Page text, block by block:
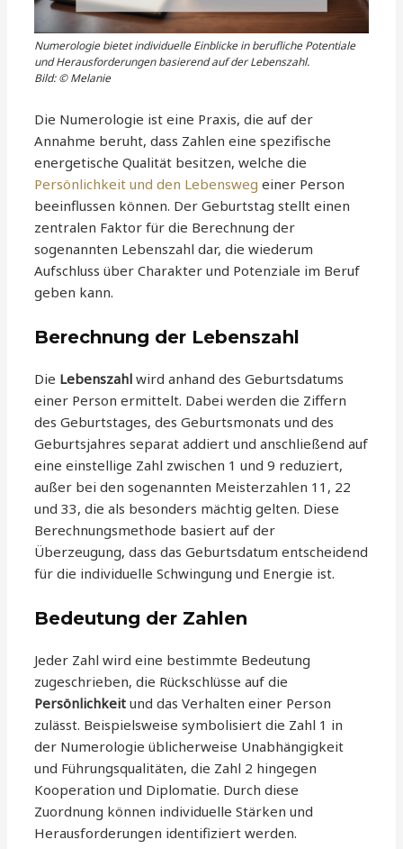
Numerologie bietet individuelle Einblicke in berufliche Potentiale
und Herausforderungen basierend auf der Lebenszahl.
Bild: © Melanie
Die Numerologie ist eine Praxis, die auf der
Annahme beruht, dass Zahlen eine spezifische
energetische Qualität besitzen, welche die
Persönlichkeit und den Lebensweg einer Person
beeinflussen können. Der Geburtstag stellt einen
zentralen Faktor für die Berechnung der
sogenannten Lebenszahl dar, die wiederum
Aufschluss über Charakter und Potenziale im Beruf
geben kann.
Berechnung der Lebenszahl
Die Lebenszahl wird anhand des Geburtsdatums
einer Person ermittelt. Dabei werden die Ziffern
des Geburtstages, des Geburtsmonats und des
Geburtsjahres separat addiert und anschließend auf
eine einstellige Zahl zwischen 1 und 9 reduziert,
außer bei den sogenannten Meisterzahlen 11, 22
und 33, die als besonders mächtig gelten. Diese
Berechnungsmethode basiert auf der
Überzeugung, dass das Geburtsdatum entscheidend
für die individuelle Schwingung und Energie ist.
Bedeutung der Zahlen
Jeder Zahl wird eine bestimmte Bedeutung
zugeschrieben, die Rückschlüsse auf die
Persönlichkeit und das Verhalten einer Person
zulässt. Beispielsweise symbolisiert die Zahl 1 in
der Numerologie üblicherweise Unabhängigkeit
und Führungsqualitäten, die Zahl 2 hingegen
Kooperation und Diplomatie. Durch diese
Zuordnung können individuelle Stärken und
Herausforderungen identifiziert werden.